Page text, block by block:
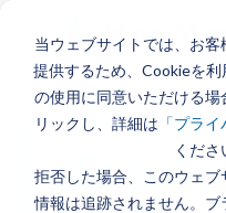
当ウェブサイトでは、お
提供するため、Cookieを
の使用に同意いただける
リックし、詳細は 「プラ
くださ
拒否した場合、このウェ
情報は追跡されません。
ホーム> 学区